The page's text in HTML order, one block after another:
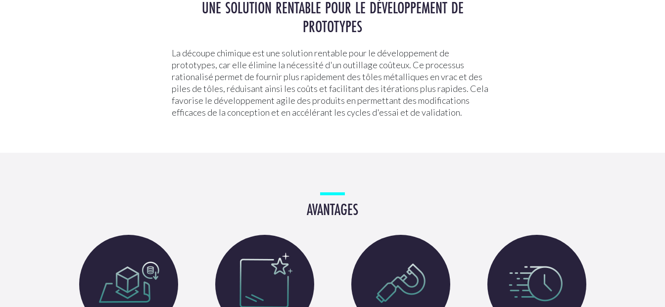
UNE SOLUTION RENTABLE POUR LE DÉVELOPPEMENT DE
PROTOTYPES
La découpe chimique est une solution rentable pour le développement de
prototypes, car elle élimine la nécessité d'un outillage coûteux. Ce processus
rationalisé permet de fournir plus rapidement des tôles métalliques en vrac et des
piles de tôles, réduisant ainsi les coûts et facilitant des itérations plus rapides. Cela
favorise le développement agile des produits en permettant des modifications
efficaces de la conception et en accélérant les cycles d'essai et de validation.
AVANTAGES